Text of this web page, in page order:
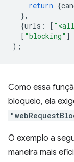
return {
},
{urls : [
[ "blocking" ]
);
Como essa
bloqueio, ela
O exemplo a
maneira mais